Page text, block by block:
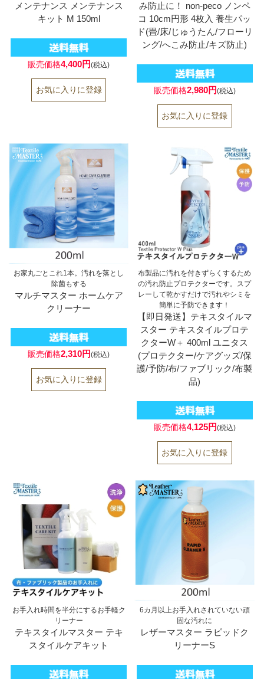
メンテナンス メンテナンス
キット M 150ml
販売価格4,400円(税込)
み防止に！ non-peco ノンペ
コ 10cm円形 4枚入 養生パッ
ド(畳/床/じゅうたん/フローリ
ング/へこみ防止/キズ防止)
販売価格2,980円(税込)
お家丸ごとこれ1本。汚れを落とし
除菌もする
マルチマスター ホームケア
クリーナー
販売価格2,310円(税込)
布製品に汚れを付きずらくするため
の汚れ防止プロテクターです。スプ
レーして乾かすだけで汚れやシミを
簡単に予防できます！
【即日発送】テキスタイルマ
スター テキスタイルプロテ
クターW＋ 400ml ユニタス
(プロテクター/ケアグッズ/保
護/予防/布/ファブリック/布製
品)
販売価格4,125円(税込)
お手入れ時間を半分にするお手軽ク
リーナー
テキスタイルマスター テキ
スタイルケアキット
6カ月以上お手入れされていない頑
固な汚れに
レザーマスター ラピッドク
リーナーS